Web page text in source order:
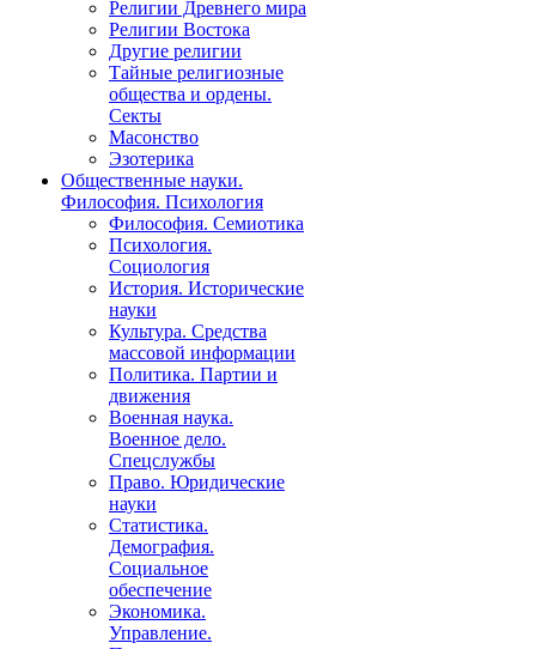
Религии Древнего мира
Религии Востока
Другие религии
Тайные религиозные
общества и ордены.
Секты
Масонство
Эзотерика
Общественные науки.
Философия. Психология
Философия. Семиотика
Психология.
Социология
История. Исторические
науки
Культура. Средства
массовой информации
Политика. Партии и
движения
Военная наука.
Военное дело.
Спецслужбы
Право. Юридические
науки
Статистика.
Демография.
Социальное
обеспечение
Экономика.
Управление.